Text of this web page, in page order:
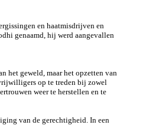
en haatmisdrijven en
genaamd, hij werd aangevallen
het geweld, maar het opzetten van
op te treden bij zowel
weer te herstellen en te
van de gerechtigheid. In een